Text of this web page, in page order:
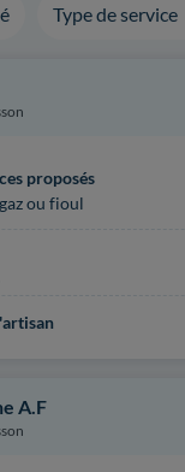
Type de service
proposés
ou fioul
A.F